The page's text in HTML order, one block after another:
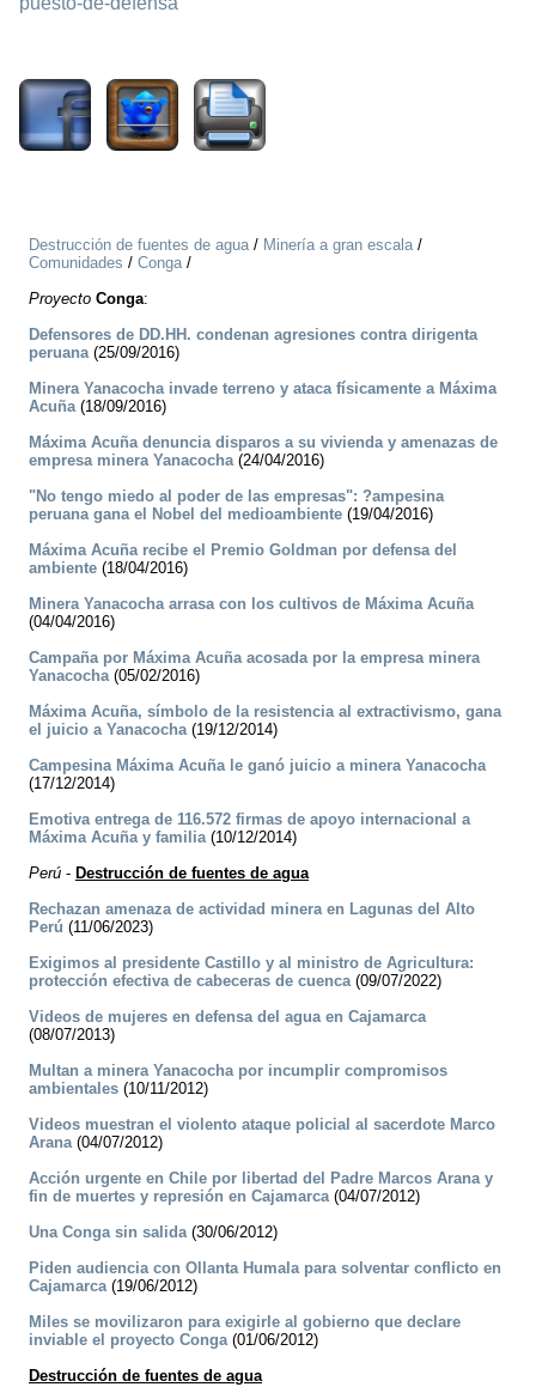
Destrucción de fuentes de agua/ Minería a gran escala/
Comunidades / Conga/
Proyecto Conga:
Defensores de DD.HH. condenan agresiones contra dirigenta
peruana(25/09/2016)
Minera Yanacocha invade terreno y ataca físicamente a Máxima
Acuña(18/09/2016)
Máxima Acuña denuncia disparos a su vivienda y amenazas de
empresa minera Yanacocha(24/04/2016)
"No tengo miedo al poder de las empresas": ?ampesina
peruana gana el Nobel del medioambiente (19/04/2016)
Máxima Acuña recibe el Premio Goldman por defensa del
ambiente (18/04/2016)
Minera Yanacocha arrasa con los cultivos de Máxima Acuña
(04/04/2016)
Campaña por Máxima Acuña acosada por la empresa minera
Yanacocha(05/02/2016)
Máxima Acuña, símbolo de la resistencia al extractivismo, gana
el juicio a Yanacocha(19/12/2014)
Campesina Máxima Acuña le ganó juicio a minera Yanacocha
(17/12/2014)
Emotiva entrega de 116.572 firmas de apoyo internacional a
Máxima Acuña y familia(10/12/2014)
Perú - Destrucción de fuentes de agua
Rechazan amenaza de actividad minera en Lagunas del Alto
Perú (11/06/2023)
Exigimos al presidente Castillo y al ministro de Agricultura:
protección efectiva de cabeceras de cuenca(09/07/2022)
Videos de mujeres en defensa del agua en Cajamarca
(08/07/2013)
Multan a minera Yanacocha por incumplir compromisos
ambientales (10/11/2012)
Videos muestran el violento ataque policial al sacerdote Marco
Arana(04/07/2012)
Acción urgente en Chile por libertad del Padre Marcos Arana y
fin de muertes y represión en Cajamarca(04/07/2012)
Una Conga sin salida(30/06/2012)
Piden audiencia con Ollanta Humala para solventar conflicto en
Cajamarca(19/06/2012)
Miles se movilizaron para exigirle al gobierno que declare
inviable el proyecto Conga(01/06/2012)
Destrucción de fuentes de agua